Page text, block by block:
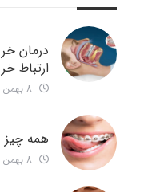
درمان
ارتباط
همه چیز